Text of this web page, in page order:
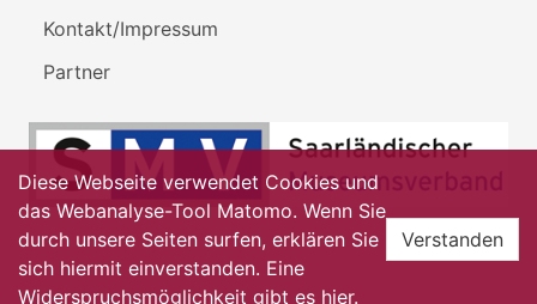
Kontakt/Impressum
Partner
Diese Webseite verwendet Cookies und
das Webanalyse-Tool Matomo. Wenn Sie
durch unsere Seiten surfen, erklären Sie
sich hiermit einverstanden. Eine
Widerspruchsmöglichkeit gibt es hier.
Verstanden